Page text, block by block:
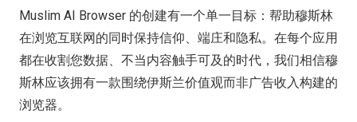
Muslim AI Browser 的创建有一个单一目标：帮助穆斯林
在浏览互联网的同时保持信仰、端庄和隐私。在每个应用
都在收割您数据、不当内容触手可及的时代，我们相信穆
斯林应该拥有一款围绕伊斯兰价值观而非广告收入构建的
浏览器。